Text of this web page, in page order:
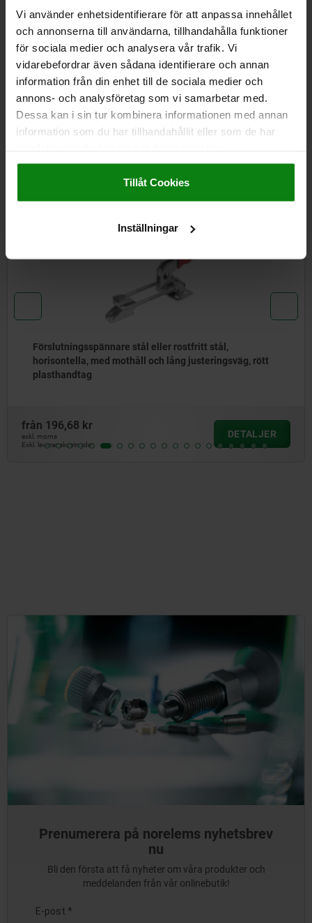
Vi använder enhetsidentifierare för att anpassa innehållet
och annonserna till användarna, tillhandahålla funktioner
för sociala medier och analysera vår trafik. Vi
vidarebefordrar även sådana identifierare och annan
information från din enhet till de sociala medier och
annons- och analysföretag som vi samarbetar med.
Dessa kan i sin tur kombinera informationen med annan
information som du har tillhandahållit eller som de har
Impressum|Dataskydd|AGB
Tillåt Cookies
Inställningar
CAD
NEDLADDNINGAR
Andra kunder köpte också
Förslutningsspännare stål eller rostfritt stål,
horisontella, med mothåll och lång justeringsväg, rött
plasthandtag
från 196,68 kr
exkl. moms
Exkl. leveranskostnader
DETALJER
Prenumerera på norelems nyhetsbrev
nu
Bli den första att få nyheter om våra produkter och
meddelanden från vår onlinebutik!